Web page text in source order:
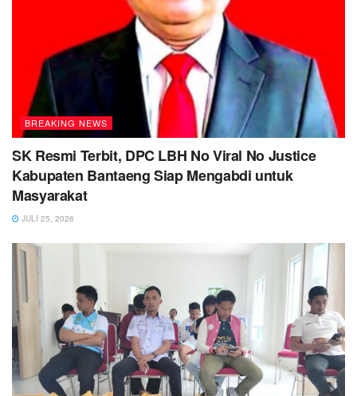
BREAKING NEWS
SK Resmi Terbit, DPC LBH No Viral No Justice
Kabupaten Bantaeng Siap Mengabdi untuk
Masyarakat
JULI 25, 2026